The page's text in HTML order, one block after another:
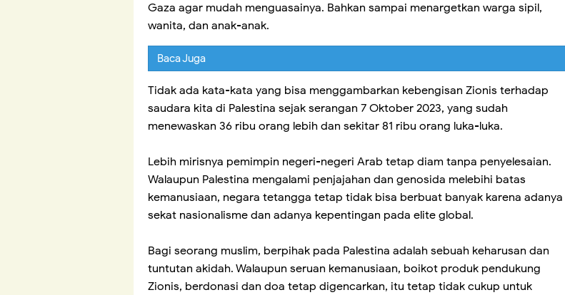
Gaza agar mudah menguasainya. Bahkan sampai menargetkan warga sipil,
wanita, dan anak-anak.
Baca Juga
Tidak ada kata-kata yang bisa menggambarkan kebengisan Zionis terhadap
saudara kita di Palestina sejak serangan 7 Oktober 2023, yang sudah
menewaskan 36 ribu orang lebih dan sekitar 81 ribu orang luka-luka.
Lebih mirisnya pemimpin negeri-negeri Arab tetap diam tanpa penyelesaian.
Walaupun Palestina mengalami penjajahan dan genosida melebihi batas
kemanusiaan, negara tetangga tetap tidak bisa berbuat banyak karena adanya
sekat nasionalisme dan adanya kepentingan pada elite global.
Bagi seorang muslim, berpihak pada Palestina adalah sebuah keharusan dan
tuntutan akidah. Walaupun seruan kemanusiaan, boikot produk pendukung
Zionis, berdonasi dan doa tetap digencarkan, itu tetap tidak cukup untuk